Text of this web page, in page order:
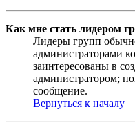
Как мне стать лидером
Лидеры групп
администраторами
заинтересованы в
администратором;
сообщение.
Вернуться к началу